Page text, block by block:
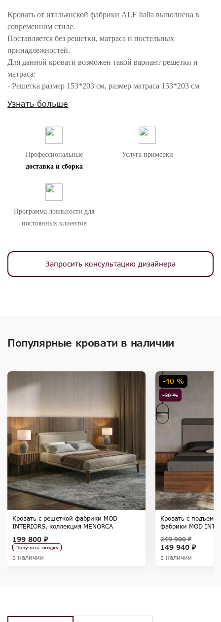
Кровать от итальянской фабрики ALF Italia выполнена в
современном стиле.
Поставляется без решетки, матраса и постельных
принадлежностей.
Для данной кровати возможен такой вариант решетки и
матраса:
- Решетка размер 153*203 см, размер матраса 153*203 см
особенностей цветопередачи различных мониторов.
Узнать больше
Профессиональные
доставка и сборка
Услуга примерки
Программа лояльности для
постоянных клиентов
Запросить консультацию дизайнера
Популярные кровати в наличии
Кровать с решеткой фабрики MOD
INTERIORS, коллекция MENORCA
199 800 ₽
Получить скидку
в наличии
-30 %
-40 %
Кровать с
фабрики MOD
149 940 ₽
249 900 ₽
в наличии